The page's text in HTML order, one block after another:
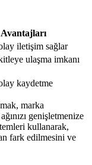
Avantajları
iletişim sağlar
ulaşma imkanı
kaydetme
marka
genişletmenize
kullanarak,
fark edilmesini ve